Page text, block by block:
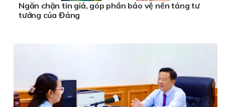
Ngăn chặn tin giả, góp phần bảo vệ nền tảng tư
tưởng của Đảng